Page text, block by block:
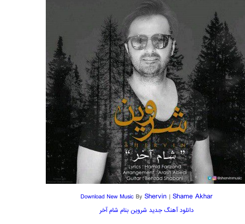
Download New MusicByShervin | Shame Akhar
دانلود آهنگ جدید شروین بنام شام آخر